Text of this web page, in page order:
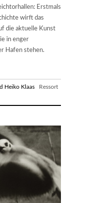
Erstmals
wirft das
die aktuelle Kunst
in enger
Hafen stehen.
Heiko Klaas Ressort